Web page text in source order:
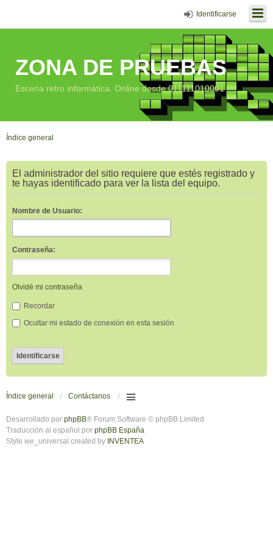
Identificarse
ZONA DE PRUEBAS
Escena retro informática. Online desde 011111010001
Índice general
El administrador del sitio requiere que estés registrado y
te hayas identificado para ver la lista del equipo.
Nombre de Usuario:
Contraseña:
Olvidé mi contraseña
Recordar
Ocultar mi estado de conexión en esta sesión
Índice general Contáctanos
Desarrollado por phpBB® Forum Software © phpBB Limited
Traducción al español por phpBB España
Style we_universal created by INVENTEA